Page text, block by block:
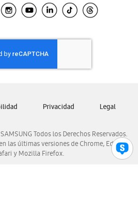
El Salvador
Honduras
Nicaragua
Samsung Panamá
Venezuela
Todos los Derechos Reservados.
las últimas versiones de Chrome, Edge,
y Mozilla Firefox.
Privacidad Legal